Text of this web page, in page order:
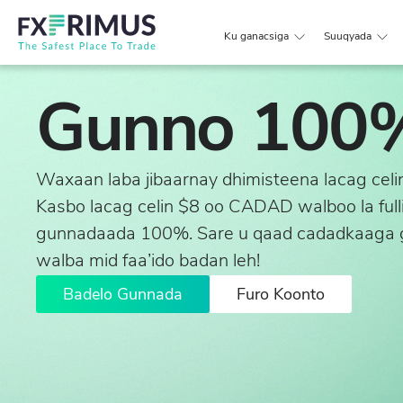
Ku ganacsiga Suuqyada
Gunno
Waxaan laba jibaarnay dhimisteena lacag
Kasbo lacag celin $8 oo CADAD walboo la
gunnadaada 100%. Sare u qaad
walba mid faa’ido badan leh!
Badelo Gunnada Furo Koonto